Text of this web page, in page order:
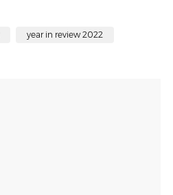
year in review 2022